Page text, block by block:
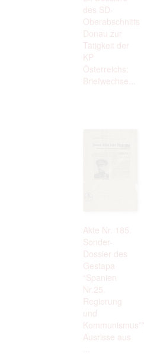
des SD-
Oberabschnitts
Donau zur
Tätigkeit der
KP
Österreichs:
Briefwechse...
Akte Nr. 185.
Sonder-
Dossier des
Gestapa
“Spanien
Nr.25.
Regierung
und
Kommunismus”*:
Ausrisse aus